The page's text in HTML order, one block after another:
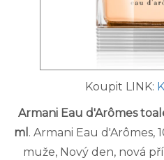
Koupit LINK:
Armani Eau d'Arômes
ml . Armani Eau d'Arômes,
muže, Nový den, nová